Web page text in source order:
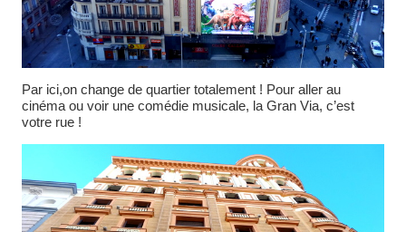
Par ici,on change de quartier totalement ! Pour aller au
cinéma ou voir une comédie musicale, la Gran Via, c’est
votre rue !